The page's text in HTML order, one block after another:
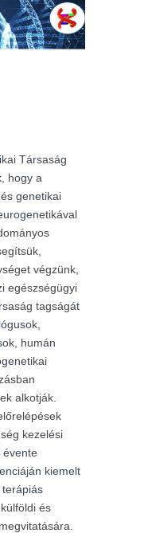
Társaság
hogy a
genetikai
végzünk,
egészségügyi
tagságát
humán
alkotják.
kezelési
évente
kiemelt
és